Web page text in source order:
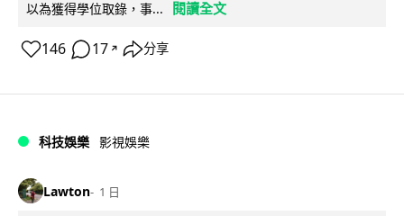
以為獲得學位取錄，事...
閱讀全文
146 17 ↗ 分享
科技娛樂 影視娛樂
Lawton 1 日